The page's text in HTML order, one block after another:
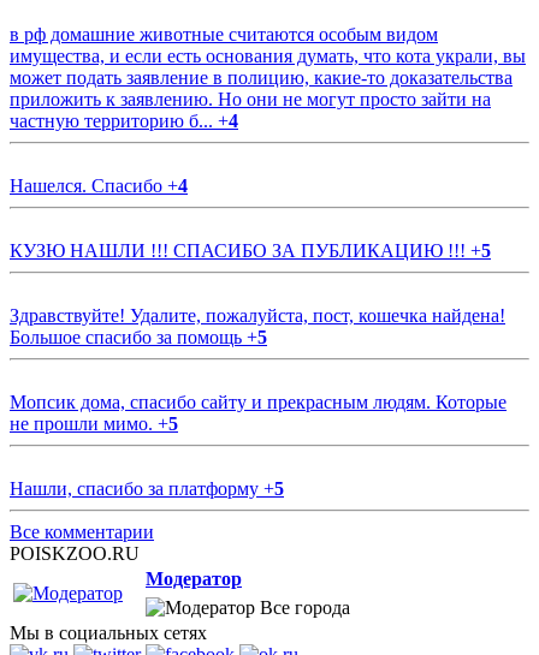
в рф домашние животные считаются особым видом
имущества, и если есть основания думать, что кота украли, вы
может подать заявление в полицию, какие-то доказательства
приложить к заявлению. Но они не могут просто зайти на
частную территорию б... +4
Нашелся. Спасибо +4
КУЗЮ НАШЛИ !!! СПАСИБО ЗА ПУБЛИКАЦИЮ !!! +5
Здравствуйте! Удалите, пожалуйста, пост, кошечка найдена!
Большое спасибо за помощь +5
Мопсик дома, спасибо сайту и прекрасным людям. Которые
не прошли мимо. +5
Нашли, спасибо за платформу +5
Все комментарии
POISKZOO.RU
Модератор
Все города
Мы в социальных сетях